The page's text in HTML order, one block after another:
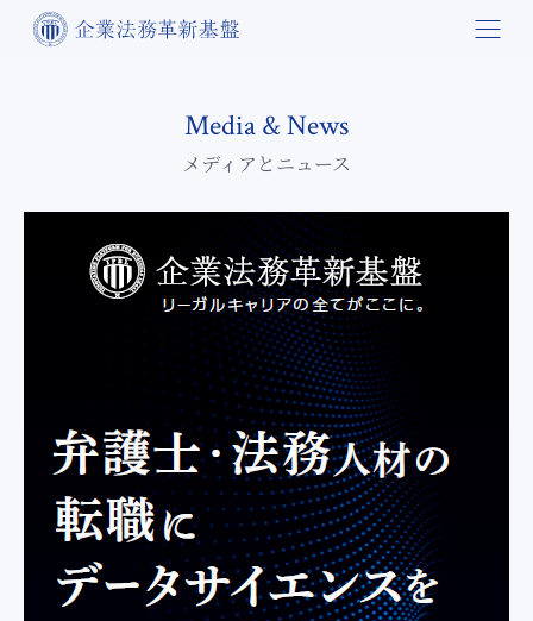
Media & News
メディアとニュース